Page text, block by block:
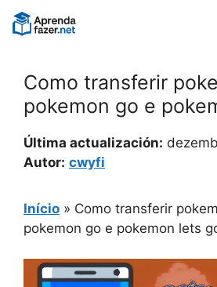
Pular
para
Como transferir
pokemon go e
Última actualización:
Autor: cwyfi
Início » Como transferir
pokemon go e pokemon lets